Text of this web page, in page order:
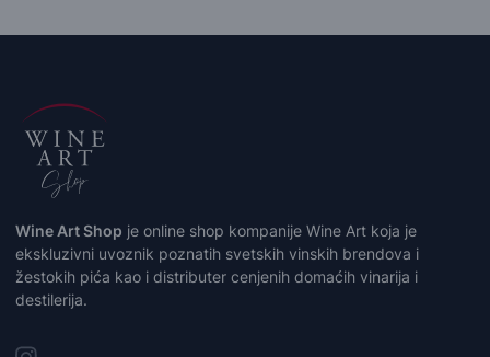
Wine Art Shop je online shop kompanije Wine Art koja je
ekskluzivni uvoznik poznatih svetskih vinskih brendova i
žestokih pića kao i distributer cenjenih domaćih vinarija i
destilerija.